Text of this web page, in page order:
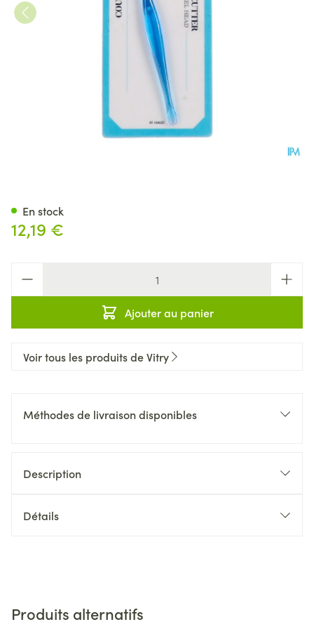
12,19 €
Ajouter au panier
En stock
Voir tous les produits de Vitry
Méthodes de livraison disponibles
Description
Détails
Produits alternatifs